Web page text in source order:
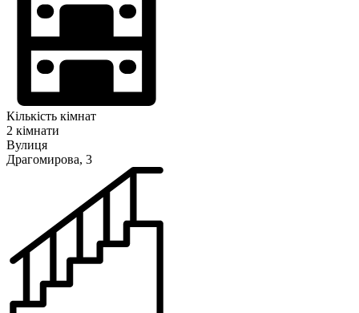
Кількість кімнат
2 кімнати
Вулиця
Драгомирова, 3